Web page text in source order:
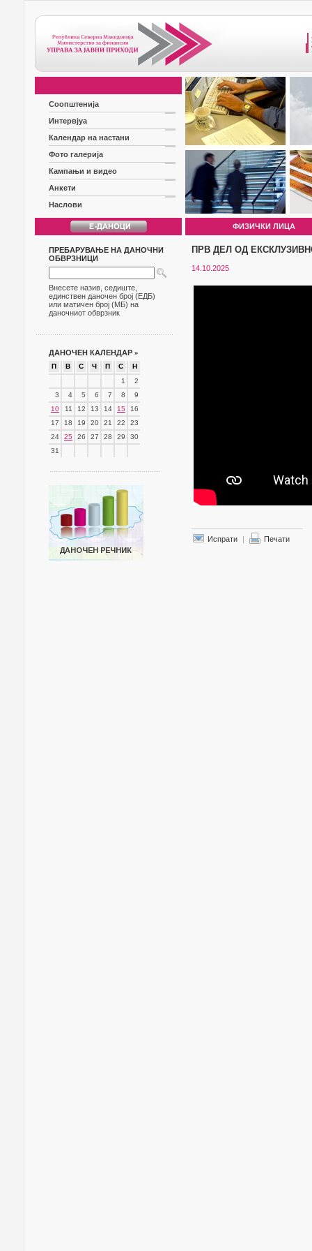
Соопштенија
Интервјуа
Календар на настани
Фото галерија
Кампањи и видео
Анкети
Наслови
ФИЗИЧКИ ЛИЦА
ПРЕБАРУВАЊЕ НА ДАНОЧНИ
ОБВРЗНИЦИ
Внесете назив, седиште,
единствен даночен број (ЕДБ)
или матичен број (МБ) на
даночниот обврзник
ДАНОЧЕН КАЛЕНДАР »
П В С Ч П С
Н
1
2
3
4 5 6 7 8
9
10
11 12 13 14 15
16
17
18 19 20 21 22
23
24
25 26 27 28 29
30
31
ПРВ ДЕЛ ОД
14.10.2025
Испрати | Печати